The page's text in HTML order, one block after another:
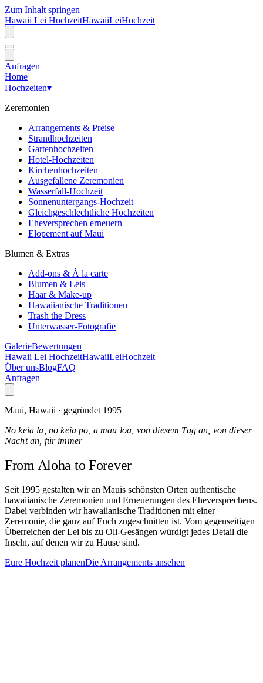
Zum Inhalt springen
Hawaii Lei HochzeitHawaiiLeiHochzeit
Anfragen
Home
Hochzeiten▾
Zeremonien
Arrangements & Preise
Strandhochzeiten
Gartenhochzeiten
Hotel-Hochzeiten
Kirchenhochzeiten
Ausgefallene Zeremonien
Wasserfall-Hochzeit
Sonnenuntergangs-Hochzeit
Gleichgeschlechtliche Hochzeiten
Eheversprechen erneuern
Elopement auf Maui
Blumen & Extras
Add-ons & À la carte
Blumen & Leis
Haar & Make-up
Hawaiianische Traditionen
Trash the Dress
Unterwasser-Fotografie
GalerieBewertungen
Hawaii Lei HochzeitHawaiiLeiHochzeit
Über unsBlogFAQ
Anfragen
Maui, Hawaii · gegründet 1995
No keia la, no keia po, a mau loa, von diesem Tag an, von dieser
Nacht an, für immer
From Aloha to Forever
Seit 1995 gestalten wir an Mauis schönsten Orten authentische
hawaiianische Zeremonien und Erneuerungen des Eheversprechens.
Dabei verbinden wir hawaiianische Traditionen mit einer
Zeremonie, die ganz auf Euch zugeschnitten ist. Vom gegenseitigen
Überreichen der Lei bis zu Oli-Gesängen würdigt jedes Detail die
Inseln, auf denen wir zu Hause sind.
Eure Hochzeit planenDie Arrangements ansehen